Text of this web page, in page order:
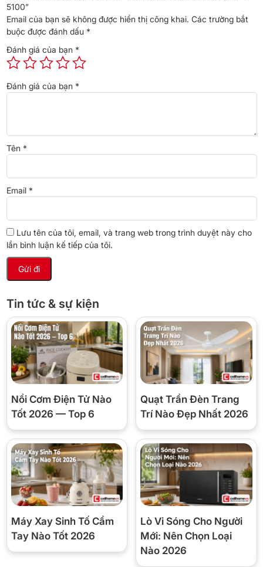
5100”
Email của bạn sẽ không được hiển thị công khai. Các trường bắt
buộc được đánh dấu *
Đánh giá của bạn *
Đánh giá của bạn *
Tên *
Email *
Lưu tên của tôi, email, và trang web trong trình duyệt này cho
lần bình luận kế tiếp của tôi.
Tin tức & sự kiện
Nồi Cơm Điện Tử Nào
Tốt 2026 — Top 6
Quạt Trần Đèn Trang
Trí Nào Đẹp Nhất 2026
Máy Xay Sinh Tố Cầm
Tay Nào Tốt 2026
Lò Vi Sóng Cho Người
Mới: Nên Chọn Loại
Nào 2026